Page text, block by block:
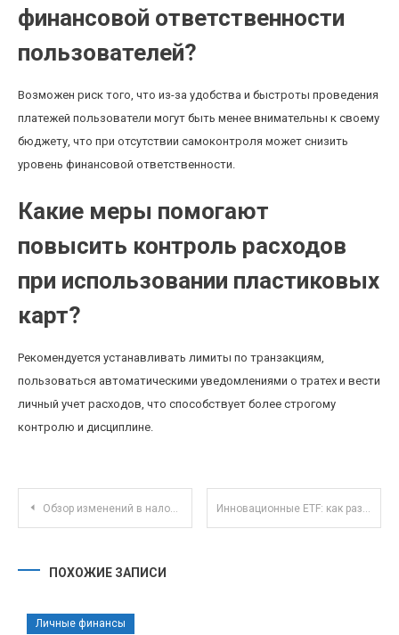
финансовой ответственности
пользователей?
Возможен риск того, что из-за удобства и быстроты проведения
платежей пользователи могут быть менее внимательны к своему
бюджету, что при отсутствии самоконтроля может снизить
уровень финансовой ответственности.
Какие меры помогают
повысить контроль расходов
при использовании пластиковых
карт?
Рекомендуется устанавливать лимиты по транзакциям,
пользоваться автоматическими уведомлениями о тратех и вести
личный учет расходов, что способствует более строгому
контролю и дисциплине.
Навигация по записям
Обзор изменений в налоговых ставках для удалённых работников 2025 года Инновационные ETF: как разделить риски и получить доход в условиях рыночной волатильности
ПОХОЖИЕ ЗАПИСИ
Личные финансы